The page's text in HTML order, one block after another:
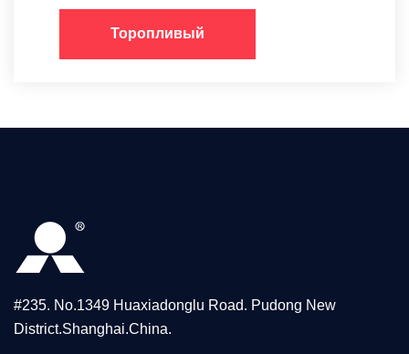
Торопливый
#235. No.1349 Huaxiadonglu Road. Pudong New
District.Shanghai.China.